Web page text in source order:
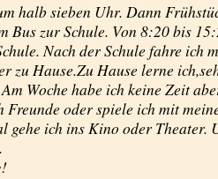
halb sieben Uhr. Dann
Bus zur Schule. Von 8:20 bis
Nach der Schule fahre ich
zu Hause.Zu Hause lerne
Woche habe ich keine Zeit
Freunde oder spiele ich mit
gehe ich ins Kino oder Theater.